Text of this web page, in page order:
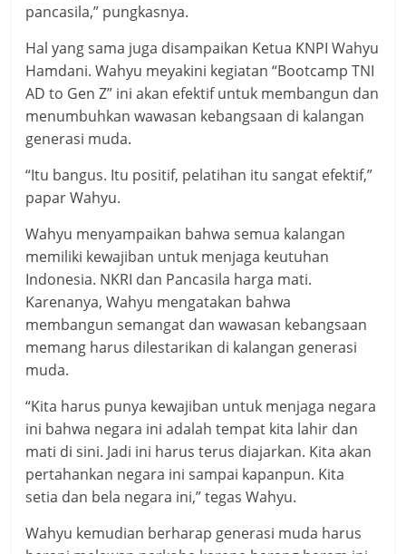
pancasila,” pungkasnya.
Hal yang sama juga disampaikan Ketua KNPI Wahyu
Hamdani. Wahyu meyakini kegiatan “Bootcamp TNI
AD to Gen Z” ini akan efektif untuk membangun dan
menumbuhkan wawasan kebangsaan di kalangan
generasi muda.
“Itu bangus. Itu positif, pelatihan itu sangat efektif,”
papar Wahyu.
Wahyu menyampaikan bahwa semua kalangan
memiliki kewajiban untuk menjaga keutuhan
Indonesia. NKRI dan Pancasila harga mati.
Karenanya, Wahyu mengatakan bahwa
membangun semangat dan wawasan kebangsaan
memang harus dilestarikan di kalangan generasi
muda.
“Kita harus punya kewajiban untuk menjaga negara
ini bahwa negara ini adalah tempat kita lahir dan
mati di sini. Jadi ini harus terus diajarkan. Kita akan
pertahankan negara ini sampai kapanpun. Kita
setia dan bela negara ini,” tegas Wahyu.
Wahyu kemudian berharap generasi muda harus